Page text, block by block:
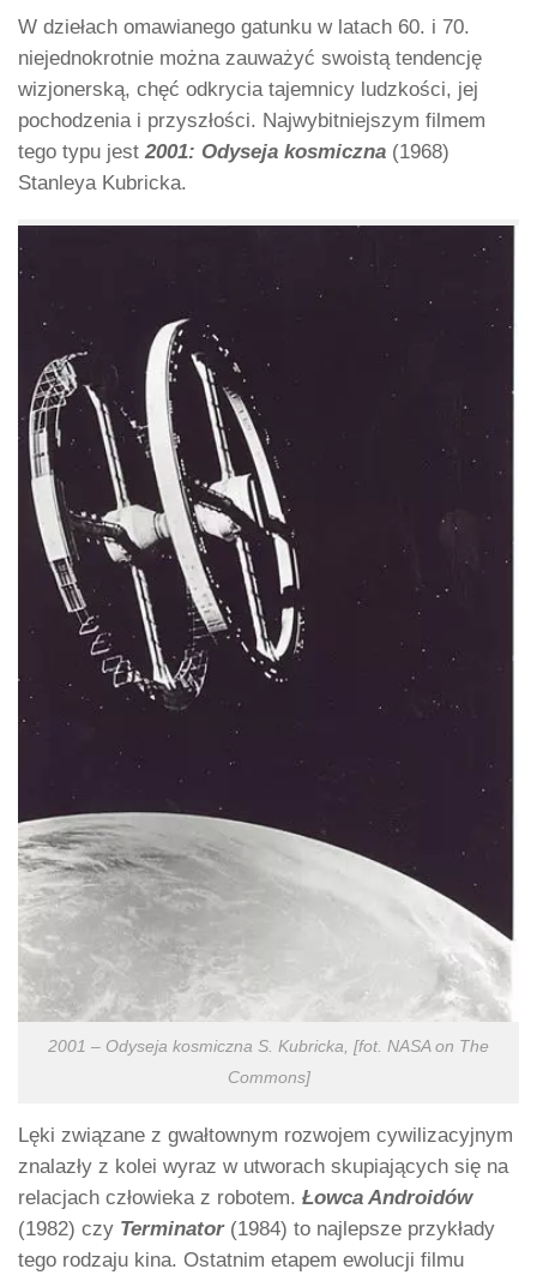
W dziełach omawianego gatunku w latach 60. i 70.
niejednokrotnie można zauważyć swoistą tendencję
wizjonerską, chęć odkrycia tajemnicy ludzkości, jej
pochodzenia i przyszłości. Najwybitniejszym filmem
tego typu jest2001: Odyseja kosmiczna (1968)
Stanleya Kubricka.
2001 – Odyseja kosmiczna S. Kubricka, [fot. NASA on The
Commons]
Lęki związane z gwałtownym rozwojem cywilizacyjnym
znalazły z kolei wyraz w utworach skupiających się na
relacjach człowieka z robotem. Łowca Androidów
(1982) czy Terminator(1984) to najlepsze przykłady
tego rodzaju kina. Ostatnim etapem ewolucji filmu